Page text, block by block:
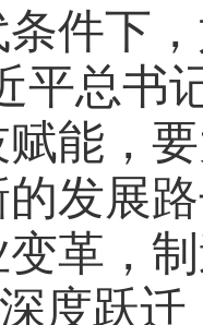
件下
平总书
能，
发展
革，
度跃